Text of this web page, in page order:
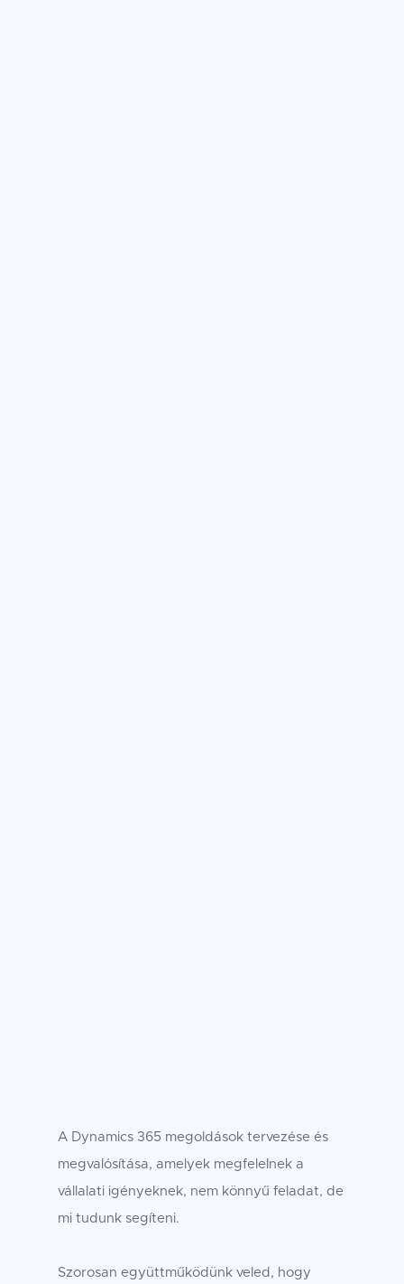
A Dynamics 365 megoldások tervezése és
megvalósítása, amelyek megfelelnek a
vállalati igényeknek, nem könnyű feladat, de
mi tudunk segíteni.
Szorosan együttműködünk veled, hogy